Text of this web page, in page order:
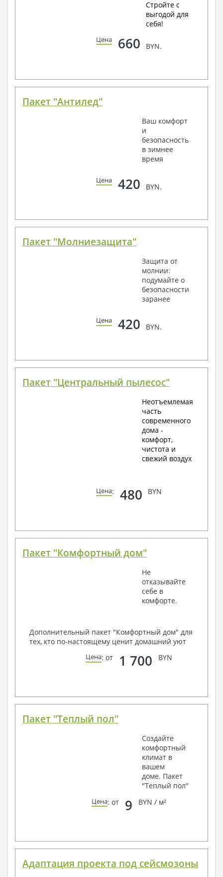
Стройте с
выгодой для
себя!
Цена 660 BYN.
Пакет "Антилед"
Ваш комфорт
и
безопасность
в зимнее
время
Цена 420 BYN.
Пакет "Молниезащита"
Защита от
молнии:
подумайте о
безопасности
заранее
Цена 420 BYN.
Пакет "Центральный пылесос"
Неотъемлемая
часть
современного
дома -
комфорт,
чистота и
свежий воздух
Цена: 480 BYN
Пакет "Комфортный дом"
Не
отказывайте
себе в
комфорте.
Дополнительный пакет "Комфортный дом" для
тех, кто по-настоящему ценит домашний уют
Цена: от 1 700 BYN
Пакет "Теплый пол"
Создайте
комфортный
климат в
вашем
доме. Пакет
"Теплый пол"
Цена: от 9 BYN / м²
Адаптация проекта под сейсмозоны